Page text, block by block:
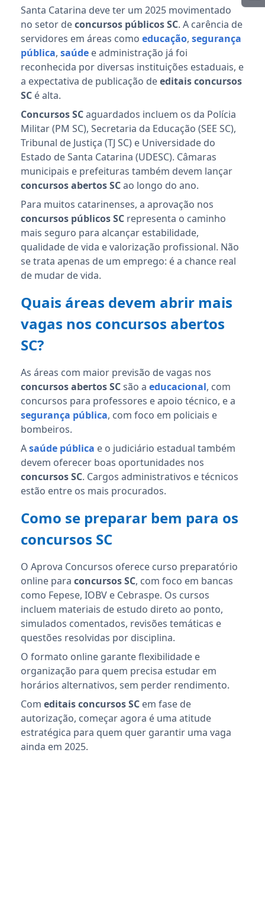
Santa Catarina deve ter um 2025 movimentado
no setor deconcursos públicos SC. A carência de
servidores em áreas como educação, segurança
pública, saúde e administração já foi
reconhecida por diversas instituições estaduais, e
a expectativa de publicação deeditais concursos
SC é alta.
Concursos SCaguardados incluem os da Polícia
Militar (PM SC), Secretaria da Educação (SEE SC),
Tribunal de Justiça (TJ SC) e Universidade do
Estado de Santa Catarina (UDESC). Câmaras
municipais e prefeituras também devem lançar
concursos abertos SCao longo do ano.
Para muitos catarinenses, a aprovação nos
concursos públicos SC representa o caminho
mais seguro para alcançar estabilidade,
qualidade de vida e valorização profissional. Não
se trata apenas de um emprego: é a chance real
de mudar de vida.
Quais áreas devem abrir mais
vagas nos concursos abertos
SC?
As áreas com maior previsão de vagas nos
concursos abertos SCsão a educacional, com
concursos para professores e apoio técnico, e a
segurança pública, com foco em policiais e
bombeiros.
Asaúde pública e o judiciário estadual também
devem oferecer boas oportunidades nos
concursos SC. Cargos administrativos e técnicos
estão entre os mais procurados.
Como se preparar bem para os
concursos SC
O Aprova Concursos oferece curso preparatório
online para concursos SC, com foco em bancas
como Fepese, IOBV e Cebraspe. Os cursos
incluem materiais de estudo direto ao ponto,
simulados comentados, revisões temáticas e
questões resolvidas por disciplina.
O formato online garante flexibilidade e
organização para quem precisa estudar em
horários alternativos, sem perder rendimento.
Com editais concursos SC em fase de
autorização, começar agora é uma atitude
estratégica para quem quer garantir uma vaga
ainda em 2025.